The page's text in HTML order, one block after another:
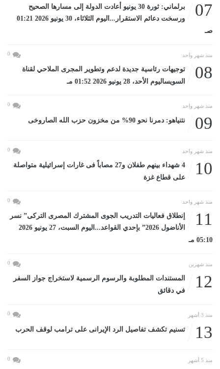
07
برلماني: ثورة 30 يونيو أعادت الدولة إلى مسارها الصحيح
ورسخت دعائم الاستقرار...اليوم الثلاثاء، 30 يونيو 2026 01:21
صـ
منذ شهر واحد 0
08
توجيهات رئاسية جديدة لدعم وتطوير المجرى الملاحي لقناة
السويساليوم الأحد، 28 يونيو 2026 01:52 مـ
منذ شهر واحد 0
09 نتنياهو: دمرنا نحو 90% من مخزون حزب الله الصاروخى
منذ شهر واحد 0
10
4 شهداء بينهم طفلان و27 مصاباً فى غارات إسرائيلية متواصلة
على قطاع غزة
منذ شهر واحد 0
11
إنطلاق فعاليات التدريب الجوى المشترك المصرى التركى” نسر
الأناضول 2026” بإحدي القواعد...اليوم السبت، 27 يونيو 2026
05:10 مـ
منذ شهرين 0
12
المستندات المطلوبة والرسوم الرسمية لاستخراج جواز السفر
في دقائق
منذ 3 أشهر 0
13 تسنيم تكشف تفاصيل الرد الإيرانى على ترامب لوقف الحرب
منذ 5 أشهر 0